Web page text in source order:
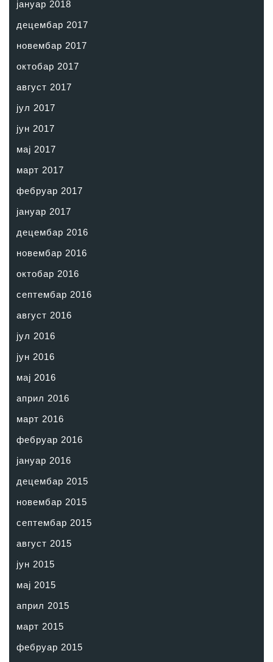
јануар 2018
децембар 2017
новембар 2017
октобар 2017
август 2017
јул 2017
јун 2017
мај 2017
март 2017
фебруар 2017
јануар 2017
децембар 2016
новембар 2016
октобар 2016
септембар 2016
август 2016
јул 2016
јун 2016
мај 2016
април 2016
март 2016
фебруар 2016
јануар 2016
децембар 2015
новембар 2015
септембар 2015
август 2015
јун 2015
мај 2015
април 2015
март 2015
фебруар 2015